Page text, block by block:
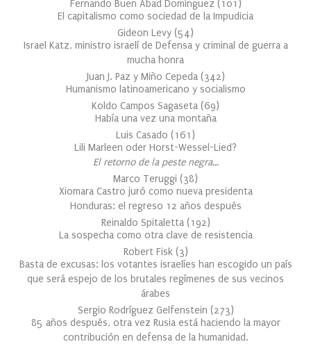
Fernando Buen Abad Domínguez (101 )
El capitalismo como sociedad de la Impudicia
Gideon Levy (54)
Israel Katz, ministro israelí de Defensa y criminal de guerra a
mucha honra
Juan J. Paz y Miño Cepeda (342)
Humanismo latinoamericano y socialismo
Koldo Campos Sagaseta (69)
Había una vez una montaña
Luis Casado (161 )
Lili Marleen oder Horst-Wessel-Lied?
El retorno de la peste negra…
Marco Teruggi (38)
Xiomara Castro juró como nueva presidenta
Honduras: el regreso 12 años después
Reinaldo Spitaletta (192)
La sospecha como otra clave de resistencia
Robert Fisk (3)
Basta de excusas: los votantes israelíes han escogido un país
que será espejo de los brutales regímenes de sus vecinos
árabes
Sergio Rodríguez Gelfenstein (273)
85 años después, otra vez Rusia está haciendo la mayor
contribución en defensa de la humanidad.